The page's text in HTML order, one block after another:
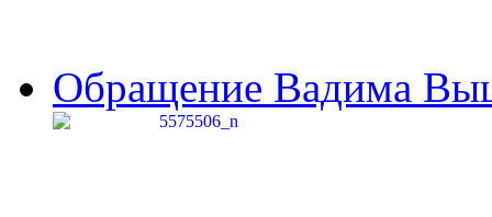
Обращение Вадима